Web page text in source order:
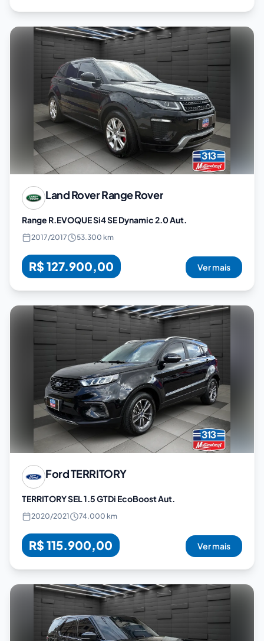
Land RoverRange Rover
Range R.EVOQUE Si4 SE Dynamic 2.0 Aut.
2017/2017 53.300 km
R$ 127.900,00 Ver mais
FordTERRITORY
TERRITORY SEL 1.5 GTDi EcoBoost Aut.
2020/2021 74.000 km
R$ 115.900,00 Ver mais